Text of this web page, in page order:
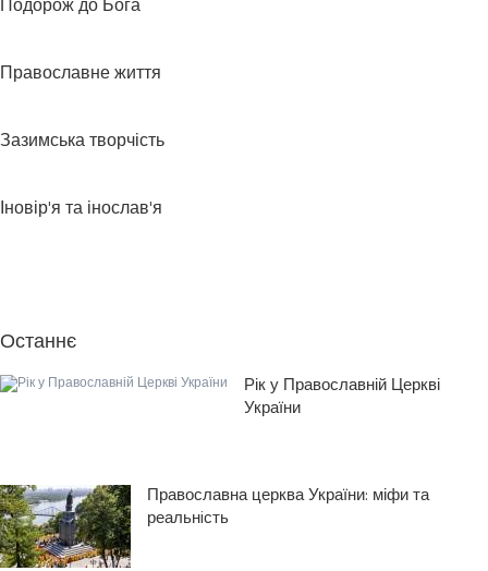
Подорож до Бога
Православне життя
Зазимська творчість
Іновір'я та інослав'я
Останнє
Рік у Православній Церкві
України
Православна церква України: міфи та
реальнiсть